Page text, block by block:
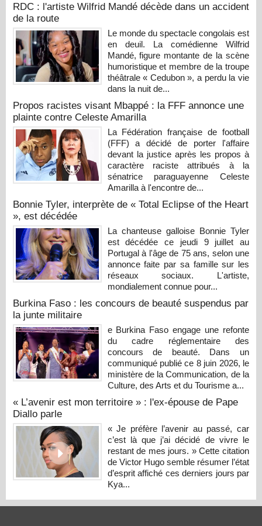
RDC : l'artiste Wilfrid Mandé décède dans un accident
de la route
Le monde du spectacle congolais est
en deuil. La comédienne Wilfrid
Mandé, figure montante de la scène
humoristique et membre de la troupe
théâtrale « Cedubon », a perdu la vie
dans la nuit de...
Propos racistes visant Mbappé : la FFF annonce une
plainte contre Celeste Amarilla
La Fédération française de football
(FFF) a décidé de porter l'affaire
devant la justice après les propos à
caractère raciste attribués à la
sénatrice paraguayenne Celeste
Amarilla à l'encontre de...
Bonnie Tyler, interprète de « Total Eclipse of the Heart
», est décédée
La chanteuse galloise Bonnie Tyler
est décédée ce jeudi 9 juillet au
Portugal à l'âge de 75 ans, selon une
annonce faite par sa famille sur les
réseaux sociaux. L'artiste,
mondialement connue pour...
Burkina Faso : les concours de beauté suspendus par
la junte militaire
e Burkina Faso engage une refonte
du cadre réglementaire des
concours de beauté. Dans un
communiqué publié ce 8 juin 2026, le
ministère de la Communication, de la
Culture, des Arts et du Tourisme a...
« L’avenir est mon territoire » : l'ex-épouse de Pape
Diallo parle
« Je préfère l’avenir au passé, car
c’est là que j’ai décidé de vivre le
restant de mes jours. » Cette citation
de Victor Hugo semble résumer l’état
d’esprit affiché ces derniers jours par
Kya...